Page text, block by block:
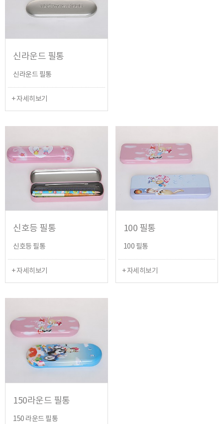
신라운드 필통
신라운드 필통
+ 자세히보기
신호등 필통
신호등 필통
+ 자세히보기
100 필통
100 필통
+ 자세히보기
150라운드 필통
150 라운드 필통